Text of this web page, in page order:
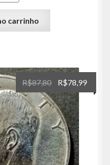
carrinho
R$87,80
O
preço
original
era:
R$87,80.
R$78,99O
preço